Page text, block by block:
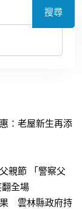
搜尋
：老屋新生再添
親節 「警察父
全場
果 雲林縣政府持